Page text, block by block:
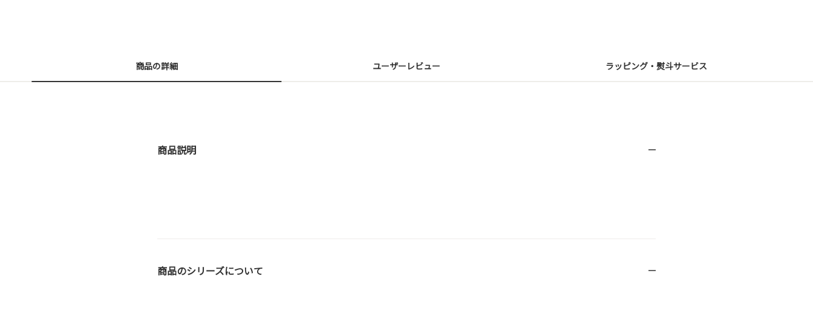
商品の詳細 ユーザーレビュー ラッピング・熨斗サービス
商品説明
商品のシリーズについて